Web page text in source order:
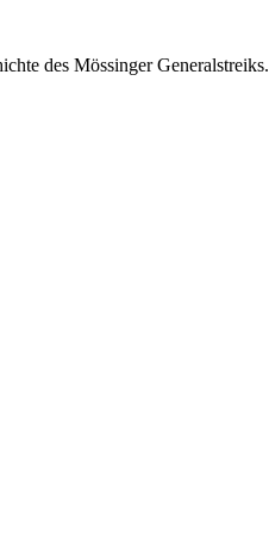
des Mössinger Generalstreiks.